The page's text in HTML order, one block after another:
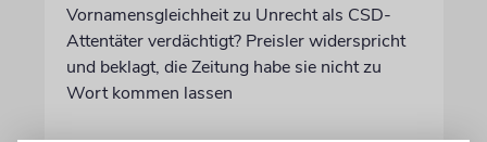
Vornamensgleichheit zu Unrecht als CSD-
Attentäter verdächtigt? Preisler widerspricht
und beklagt, die Zeitung habe sie nicht zu
Wort kommen lassen